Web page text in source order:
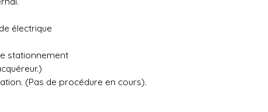
électrique
stationnement
(Pas de procédure en cours).